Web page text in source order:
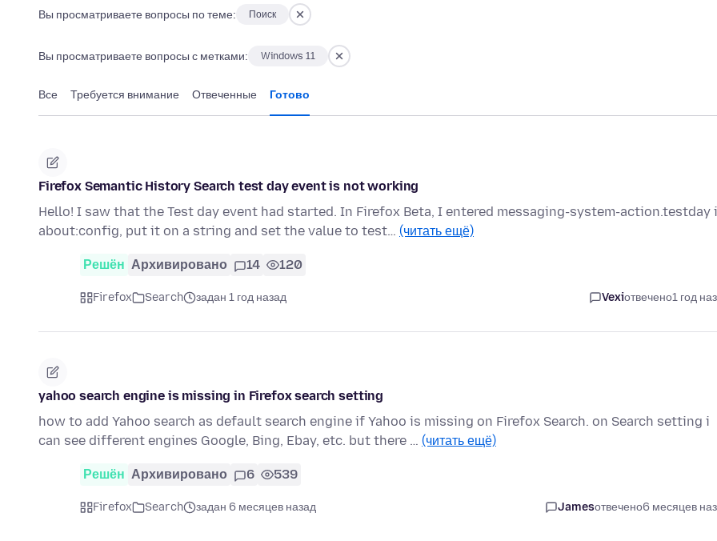
Вы просматриваете вопросы по теме: Поиск
Вы просматриваете вопросы с метками: Windows 11
Все Требуется внимание Отвеченные Готово
Firefox Semantic History Search test day event is not working
Hello! I saw that the Test day event had started. In Firefox Beta, I entered messaging-system-action.testday
about:config, put it on a string and set the value to test… (читать ещё)
Решён Архивировано 14 120
Firefox Search задан 1 год назад Vexiотвечено1 год
yahoo search engine is missing in Firefox search setting
how to add Yahoo search as default search engine if Yahoo is missing on Firefox Search. on Search setting i
can see different engines Google, Bing, Ebay, etc. but there … (читать ещё)
Решён Архивировано 6 539
Firefox Search задан 6 месяцев назад Jamesотвечено6 месяцев